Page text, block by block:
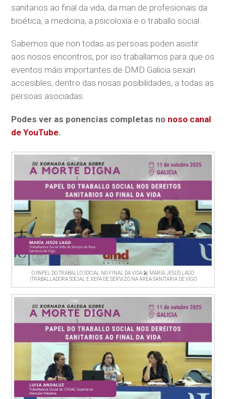
sanitarios ao final da vida, da man de profesionais da
bioética, a medicina, a psicoloxía e o traballo social.
Sabemos que non todas as persoas poden asistir
aos nosos encontros, por iso traballamos para que os
eventos máis importantes de DMD Galicia sexan
accesibles, dentro das nosas posibilidades, a todas as
persoas asociadas.
Podes ver as ponencias completas no noso canal
de YouTube.
O PAPEL DO TRABALLO SOCIAL NO FINAL DA VIDA 🎤 MARÍA JESÚS LAGO
|TRABALLADORA SOCIAL E XEFA DE SERVIZO NA ÁREA SANITARIA DE VIGO